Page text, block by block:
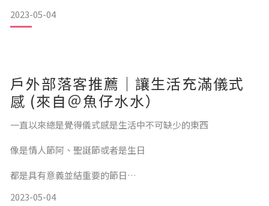
（難得處女座的吳很滿意😘）
做工精細，款式簡約百搭，根本不用擔心難搭配，遠距離情侶
一定要來訂製一條屬於你們專屬的記憶❤
2023-05-04
戶外部落客推薦｜讓生活充滿儀式
感 (來自＠魚仔水水）
一直以來總是覺得儀式感是生活中不可缺少的東西
像是情人節阿、聖誕節或者是生日
都是具有意義並結重要的節日
當然免不了送禮的這個環節
2023-05-04